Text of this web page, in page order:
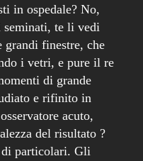
in ospedale? No,
seminati, te li vedi
grandi finestre, che
i vetri, e pure il re
di grande
e rifinito in
acuto,
del risultato ?
di particolari. Gli